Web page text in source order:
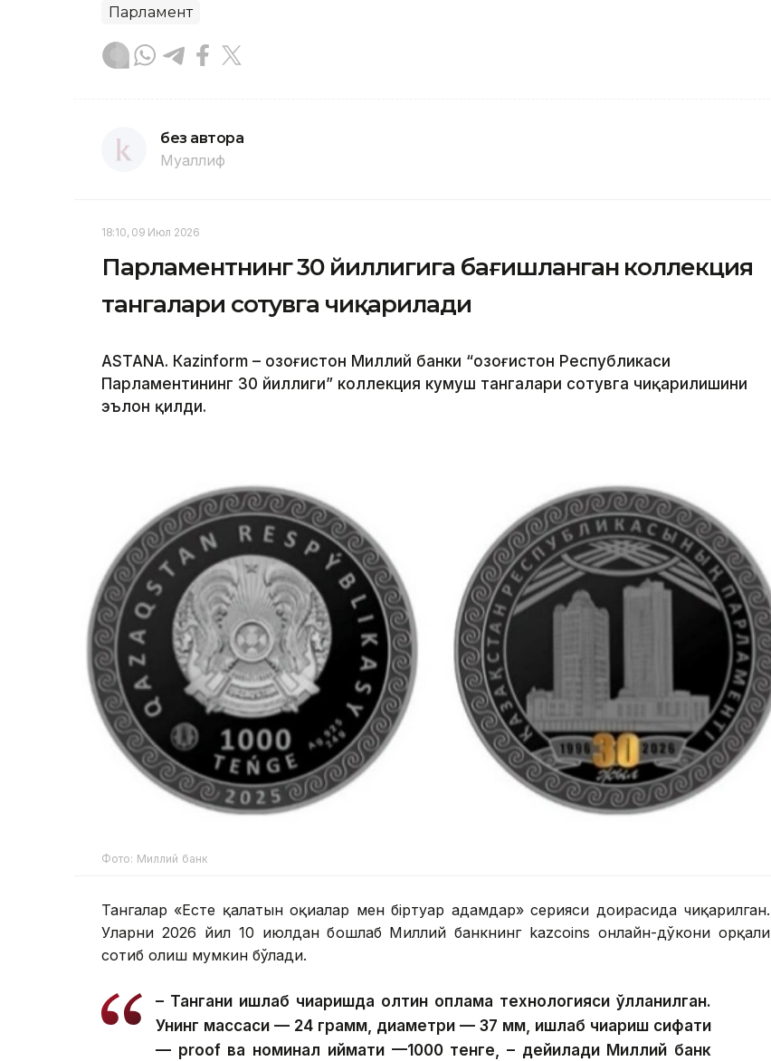
Парламент
без автора
Муаллиф
18:10, 09 Июл 2026
Парламентнинг 30 йиллигига бағишланган коллекция
тангалари сотувга чиқарилади
ASTANА. Кazinform – Қозоғистон Миллий банки “Қозоғистон Республикаси
Парламентининг 30 йиллиги” коллекция кумуш тангалари сотувга чиқарилишини
эълон қилди.
Фото: Миллий банк
Тангалар «Есте қалатын оқиғалар мен біртуар адамдар» серияси доирасида чиқарилган.
Уларни 2026 йил 10 июлдан бошлаб Миллий банкнинг kazcoins онлайн-дўкони орқали
сотиб олиш мумкин бўлади.
– Тангани ишлаб чиқаришда олтин қоплама технологияси қўлланилган.
Унинг массаси — 24 грамм, диаметри — 37 мм, ишлаб чиқариш сифати
— proof ва номинал қиймати —1000 тенге, – дейилади Миллий банк